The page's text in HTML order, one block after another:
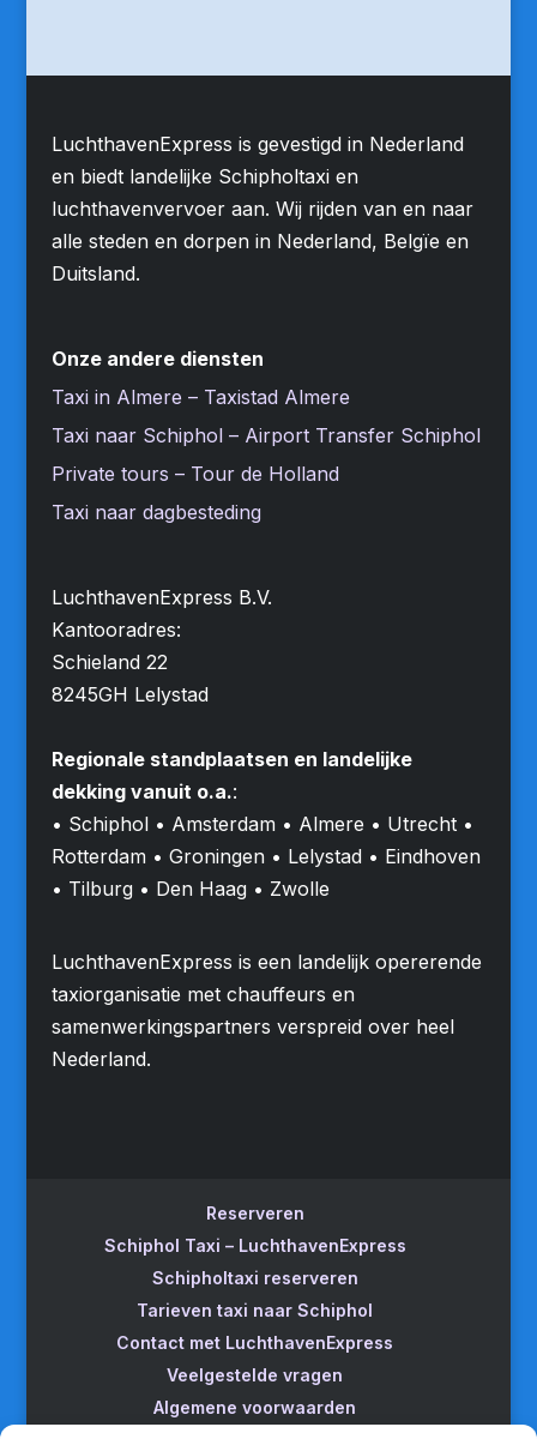
LuchthavenExpress is gevestigd in Nederland
en biedt landelijke Schipholtaxi en
luchthavenvervoer aan. Wij rijden van en naar
alle steden en dorpen in Nederland, Belgïe en
Duitsland.
Onze andere diensten
Taxi in Almere – Taxistad Almere
Taxi naar Schiphol – Airport Transfer Schiphol
Private tours – Tour de Holland
Taxi naar dagbesteding
LuchthavenExpress B.V.
Kantooradres:
Schieland 22
8245GH Lelystad
Regionale standplaatsen en landelijke
dekking vanuit o.a.:
• Schiphol • Amsterdam • Almere • Utrecht •
Rotterdam • Groningen • Lelystad • Eindhoven
• Tilburg • Den Haag • Zwolle
LuchthavenExpress is een landelijk opererende
taxiorganisatie met chauffeurs en
samenwerkingspartners verspreid over heel
Nederland.
Reserveren
Schiphol Taxi – LuchthavenExpress
Schipholtaxi reserveren
Tarieven taxi naar Schiphol
Contact met LuchthavenExpress
Veelgestelde vragen
Algemene voorwaarden